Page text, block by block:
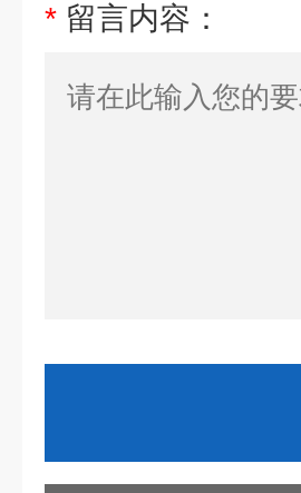
* 留言内容：